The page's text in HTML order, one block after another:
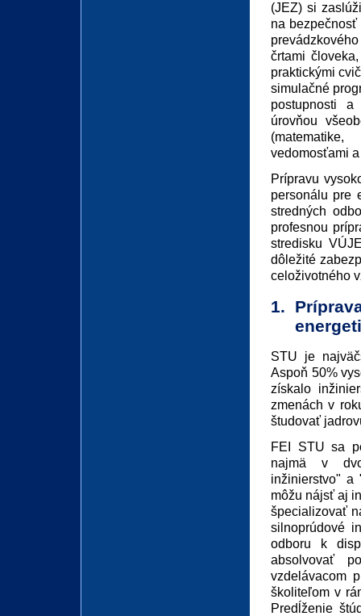
(JEZ) si
na
črtami
praktickými
simulačné
postupnosti a
úrovňou
vedomosťami
Prípravu
personálu pre
stredných
profesnou
stredisku
dôležité
celoživotného
1.
STU je
Aspoň 50%
získalo
zmenách v
študovať
FEI STU sa
najmä v
inžinierstvo" a
môžu nájsť aj
špecializovať
silnoprúdové
odboru k
absolvovať
vzdelávacom
školiteľom v
Predĺženie